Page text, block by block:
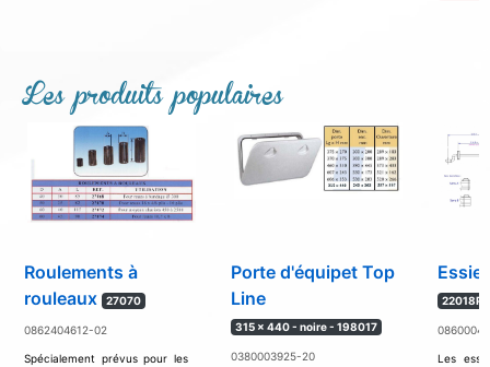
Les produits populaires
Roulements à
rouleaux
27070
0862404612-02
Spécialement prévus pour les
Porte d'équipet Top
Line
315 x 440 - noire - 198017
0380003925-20
22018PE
Les